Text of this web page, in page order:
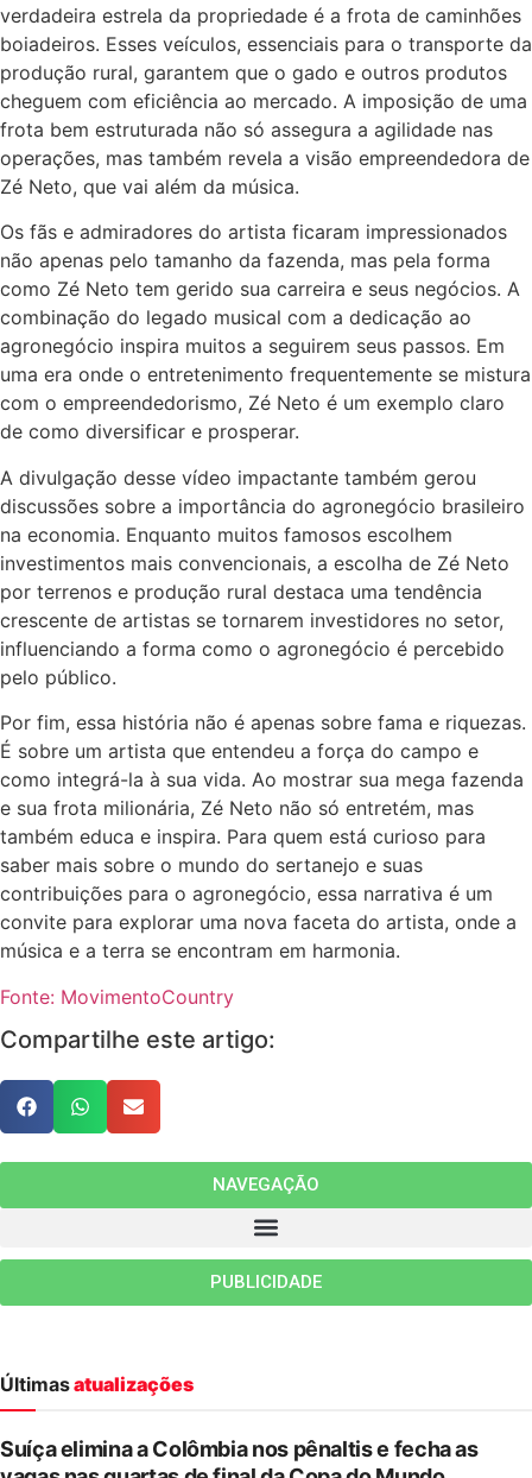
verdadeira estrela da propriedade é a frota de caminhões
boiadeiros. Esses veículos, essenciais para o transporte da
produção rural, garantem que o gado e outros produtos
cheguem com eficiência ao mercado. A imposição de uma
frota bem estruturada não só assegura a agilidade nas
operações, mas também revela a visão empreendedora de
Zé Neto, que vai além da música.
Os fãs e admiradores do artista ficaram impressionados
não apenas pelo tamanho da fazenda, mas pela forma
como Zé Neto tem gerido sua carreira e seus negócios. A
combinação do legado musical com a dedicação ao
agronegócio inspira muitos a seguirem seus passos. Em
uma era onde o entretenimento frequentemente se mistura
com o empreendedorismo, Zé Neto é um exemplo claro
de como diversificar e prosperar.
A divulgação desse vídeo impactante também gerou
discussões sobre a importância do agronegócio brasileiro
na economia. Enquanto muitos famosos escolhem
investimentos mais convencionais, a escolha de Zé Neto
por terrenos e produção rural destaca uma tendência
crescente de artistas se tornarem investidores no setor,
influenciando a forma como o agronegócio é percebido
pelo público.
Por fim, essa história não é apenas sobre fama e riquezas.
É sobre um artista que entendeu a força do campo e
como integrá-la à sua vida. Ao mostrar sua mega fazenda
e sua frota milionária, Zé Neto não só entretém, mas
também educa e inspira. Para quem está curioso para
saber mais sobre o mundo do sertanejo e suas
contribuições para o agronegócio, essa narrativa é um
convite para explorar uma nova faceta do artista, onde a
música e a terra se encontram em harmonia.
Fonte: MovimentoCountry
Compartilhe este artigo:
NAVEGAÇÃO
PUBLICIDADE
Últimasatualizações
Suíça elimina a Colômbia nos pênaltis e fecha as